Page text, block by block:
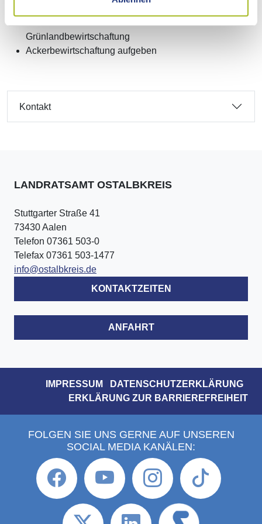
Grünlandbewirtschaftung
Ackerbewirtschaftung aufgeben
Kontakt
LANDRATSAMT OSTALBKREIS
Stuttgarter Straße 41
73430 Aalen
Telefon 07361 503-0
Telefax 07361 503-1477
info@ostalbkreis.de
KONTAKTZEITEN
ANFAHRT
IMPRESSUM
DATENSCHUTZERKLÄRUNG
ERKLÄRUNG ZUR BARRIEREFREIHEIT
FOLGEN SIE UNS GERNE AUF UNSEREN
SOCIAL MEDIA KANÄLEN: